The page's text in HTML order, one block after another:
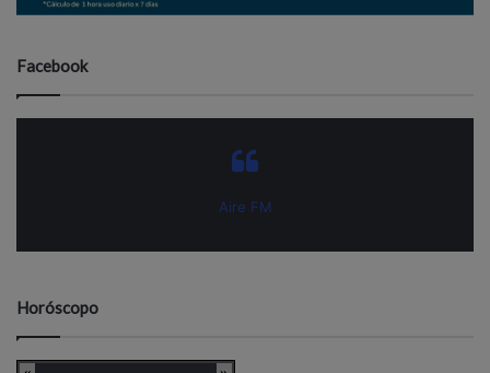
Facebook
Aire FM
Horóscopo